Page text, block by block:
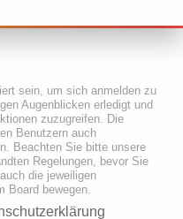
sein, um sich anmelden zu
Augenblicken erledigt und
zuzugreifen. Die
Benutzern auch
Beachten Sie bitte unsere
Regelungen, bevor Sie
die jeweiligen
Board bewegen.